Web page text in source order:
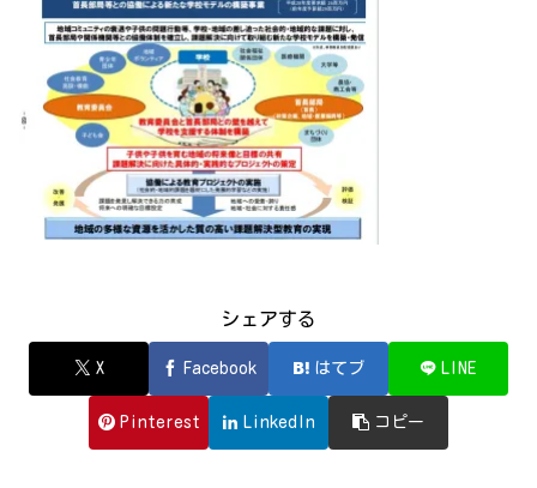
シェアする
X Facebook はてブ LINE
Pinterest LinkedIn コピー